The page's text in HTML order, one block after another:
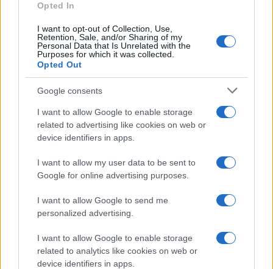
Opted In
I want to opt-out of Collection, Use,
Retention, Sale, and/or Sharing of my
Personal Data that Is Unrelated with the
Purposes for which it was collected.
Opted Out
Google consents
I want to allow Google to enable storage
related to advertising like cookies on web or
device identifiers in apps.
I want to allow my user data to be sent to
Google for online advertising purposes.
I want to allow Google to send me
personalized advertising.
I want to allow Google to enable storage
related to analytics like cookies on web or
device identifiers in apps.
Sigue leyendo
NEWS